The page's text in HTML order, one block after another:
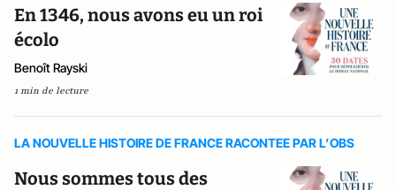
En 1346, nous avons eu un roi
écolo
Benoît Rayski
1 min de lecture
LA NOUVELLE HISTOIRE DE FRANCE RACONTEE PAR L’OBS
Nous sommes tous des